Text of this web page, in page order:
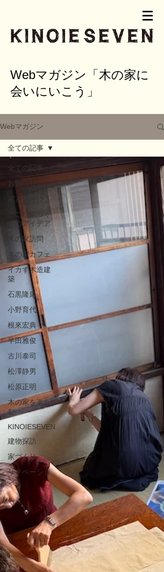
Webマガジン「木の家に
会いにいこう」
Webマガジン
全ての記事
お知らせ
家と暮らし
ここが家づく
りのアイデア
木の家訪問
木の家カフェ
イカす木造建
築
石黒隆康
小野育代
根來宏典
半田雅俊
古川泰司
松澤静男
松原正明
木の家を楽し
む
KINOIESEVEN
建物探訪
家づくり
リノベーショ
ン
全ての記事